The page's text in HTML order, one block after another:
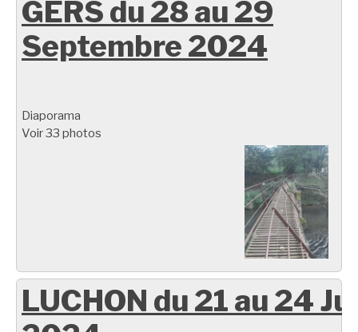
GERS du 28 au 29
Septembre 2024
Diaporama
Voir 33 photos
LUCHON du 21 au 24